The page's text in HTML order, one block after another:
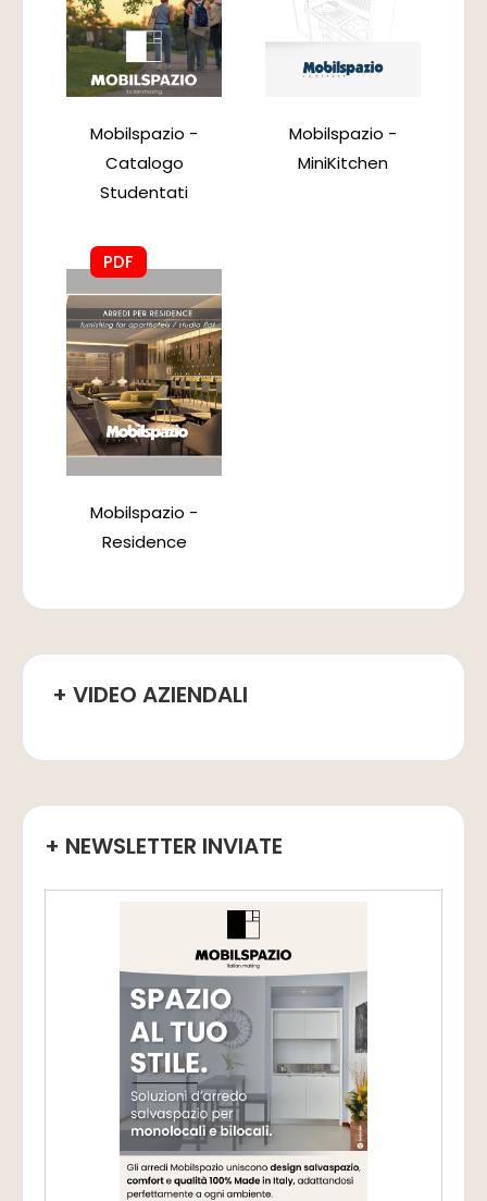
Mobilspazio -
Catalogo
Studentati
Mobilspazio -
MiniKitchen
PDF
Mobilspazio -
Residence
+ VIDEO AZIENDALI
+ NEWSLETTER INVIATE